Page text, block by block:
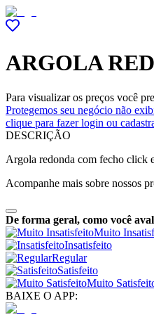
ARGOLA
Para visualizar os preços você
Protegemos seu negócio não
clique para fazer login ou
DESCRIÇÃO
Argola redonda com fecho click
Acompanhe mais sobre nossos
De forma geral, como você
Muito
Insatisfeito
Regular
Satisfeito
Muito
BAIXE O APP: